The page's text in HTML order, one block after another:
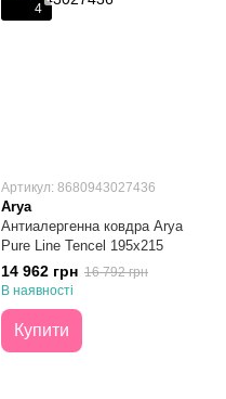
4
Артикул: 8680943027436
Arya
Антиалергенна ковдра Arya
Pure Line Tencel 195x215
14 962 грн 16 792 грн
В наявності
Купити